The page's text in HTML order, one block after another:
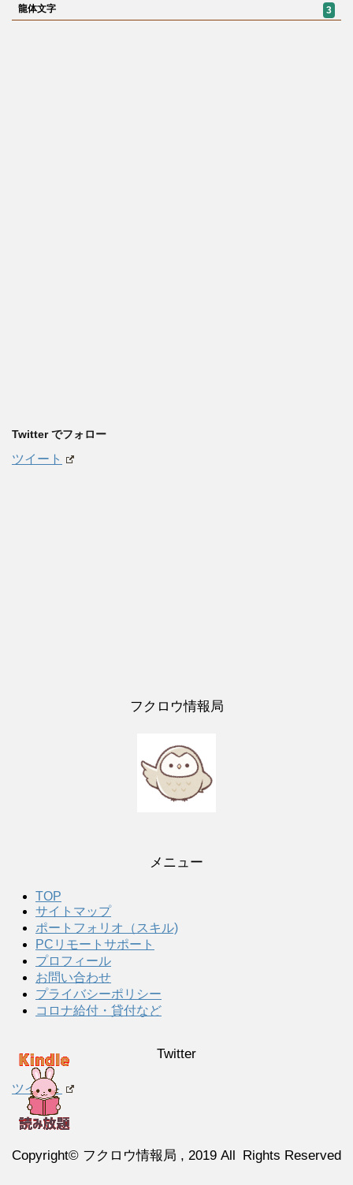
龍体文字 3
Twitter でフォロー
ツイート
フクロウ情報局
メニュー
TOP
サイトマップ
ポートフォリオ（スキル)
PCリモートサポート
プロフィール
お問い合わせ
プライバシーポリシー
コロナ給付・貸付など
Twitter
ツイート
Copyright© フクロウ情報局 , 2019 All Rights Reserved